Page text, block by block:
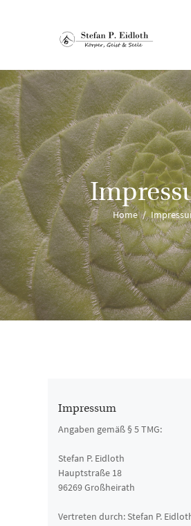
Home
Impressum
Angaben gemäß § 5 TMG:
Stefan P. Eidloth
Hauptstraße 18
96269 Großheirath
Vertreten durch: Stefan P.